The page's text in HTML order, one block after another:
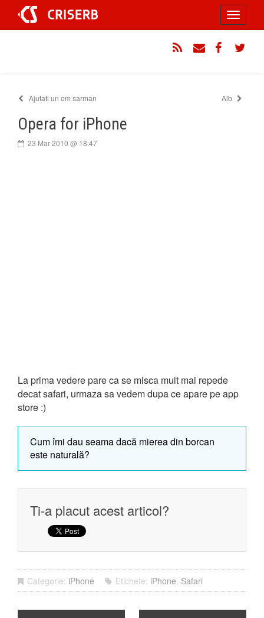
conținut
Toggle
Ajutati un om sarman Alb
Opera for iPhone
23 Mar 2010 @ 18:47
La prima vedere pare ca se misca mult mai repede
decat safari, urmaza sa vedem dupa ce apare pe app
store :)
Cum îmi dau seama dacă mierea din borcan
este naturală?
Ti-a placut acest articol?
Categorie: iPhone Etichete: iPhone, Safari